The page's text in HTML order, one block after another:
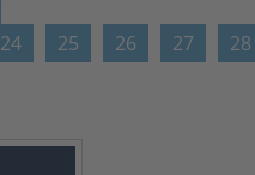
24 25 26 27
28